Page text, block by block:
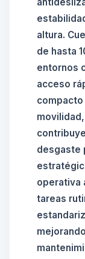
altura.
de hasta
entornos
acceso
desgaste
operativa
tareas